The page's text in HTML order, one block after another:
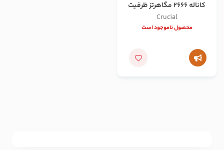
کاناله 2666 مگاهرتز ظرفیت
Crucial
محصول ناموجود است